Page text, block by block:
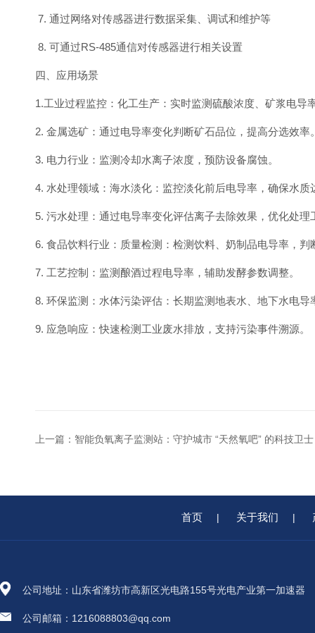
7. 通过网络对传感器进行数据采集、调试和维护等
8. 可通过RS-485通信对传感器进行相关设置
四、应用场景
1.工业过程监控：化工生产：实时监测硫酸浓度、矿浆电导
2. 金属选矿：通过电导率变化判断矿石品位，提高分选效率
3. 电力行业：监测冷却水离子浓度，预防设备腐蚀。
4. 水处理领域：海水淡化：监控淡化前后电导率，确保水质
5. 污水处理：通过电导率变化评估离子去除效果，优化处理
6. 食品饮料行业：质量检测：检测饮料、奶制品电导率，判
7. 工艺控制：监测酿酒过程电导率，辅助发酵参数调整。
8. 环保监测：水体污染评估：长期监测地表水、地下水电导
9. 应急响应：快速检测工业废水排放，支持污染事件溯源。
上一篇： 智能负氧离子监测站：守护城市 “天然氧吧” 的科技卫士
首页 | 关于我们 |
公司地址：山东省潍坊市高新区光电路155号光电产业第一加速器
公司邮箱：1216088803@qq.com